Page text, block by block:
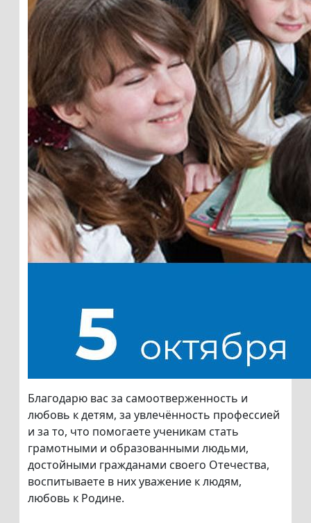
Благодарю вас за самоотверженность и
любовь к детям, за увлечённость профессией
и за то, что помогаете ученикам стать
грамотными и образованными людьми,
достойными гражданами своего Отечества,
воспитываете в них уважение к людям,
любовь к Родине.